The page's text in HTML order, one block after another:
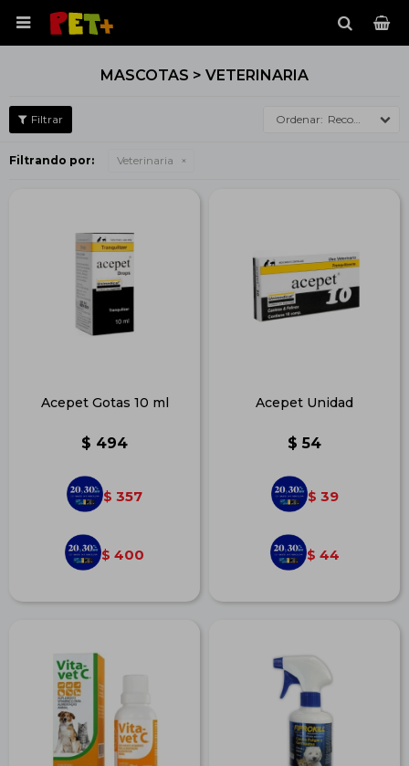

MASCOTAS > VETERINARIA
Recomendados
Filtrando por: Veterinaria
Acepet Gotas 10 ml
$ 494
$ 357
$ 400
Acepet Unidad
$ 54
$ 39
$ 44